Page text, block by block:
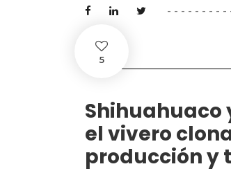
5
Shihuahuaco
el vivero
producción y